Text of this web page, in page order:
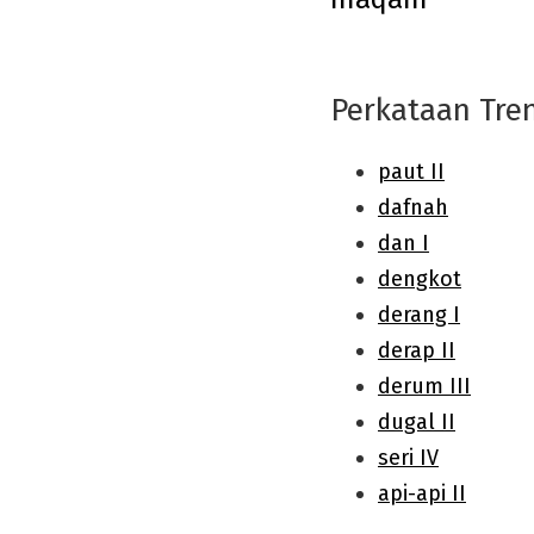
Perkataan